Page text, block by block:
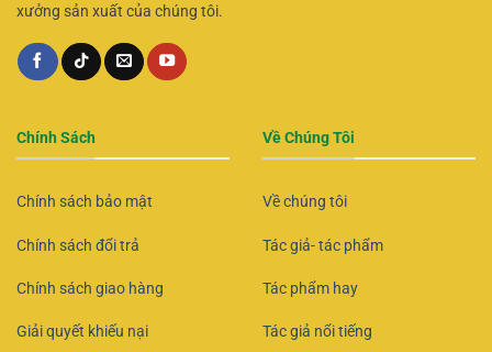
xưởng sản xuất của chúng tôi.
Chính Sách
Chính sách bảo mật
Chính sách đổi trả
Chính sách giao hàng
Giải quyết khiếu nại
Về Chúng Tôi
Về chúng tôi
Tác giả- tác phẩm
Tác phẩm hay
Tác giả nổi tiếng